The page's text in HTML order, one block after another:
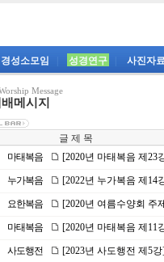
경성소모임 성경연구 사진자
Message
메시지
글 제 목
마태복음 [2020년 마태복음 제23
누가복음 [2022년 누가복음 제14
요한복음 [2020년 여름수양회 주
마태복음 [2020년 마태복음 제11
사도행전 [2023년 사도행전 제5